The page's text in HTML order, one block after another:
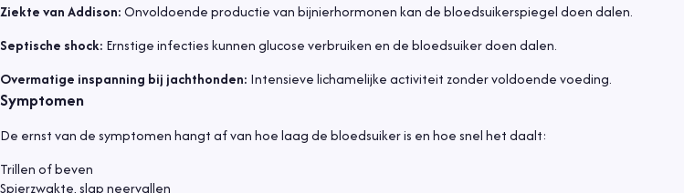
Ziekte van Addison:Onvoldoende productie van bijnierhormonen kan de bloedsuikerspiegel doen dalen.
Septische shock: Ernstige infecties kunnen glucose verbruiken en de bloedsuiker doen dalen.
Overmatige inspanning bij jachthonden: Intensieve lichamelijke activiteit zonder voldoende voeding.
Symptomen
De ernst van de symptomen hangt af van hoe laag de bloedsuiker is en hoe snel het daalt:
Trillen of beven
Spierzwakte, slap neervallen